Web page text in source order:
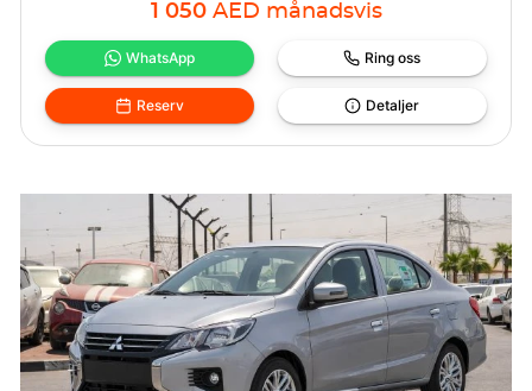
1 050 AED månadsvis
WhatsApp Ring oss
Reserv Detaljer